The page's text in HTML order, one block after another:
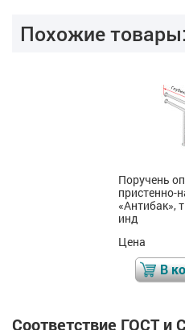
Похожие товары:
Поручень
пристенно-
«Антибак»,
инд
Цена
В
Соответствие ГОСТ и